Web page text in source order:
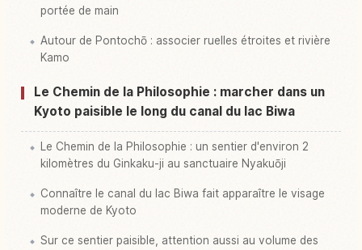
portée de main
Autour de Pontochō : associer ruelles étroites et rivière
Kamo
Le Chemin de la Philosophie : marcher dans un
Kyoto paisible le long du canal du lac Biwa
Le Chemin de la Philosophie : un sentier d'environ 2
kilomètres du Ginkaku-ji au sanctuaire Nyakuōji
Connaître le canal du lac Biwa fait apparaître le visage
moderne de Kyoto
Sur ce sentier paisible, attention aussi au volume des